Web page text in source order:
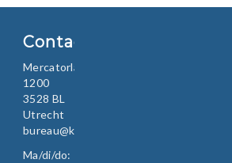
Contact
Mercatorlaan
1200
3528 BL
Utrecht
bureau@kamg.nl
Ma/di/do: